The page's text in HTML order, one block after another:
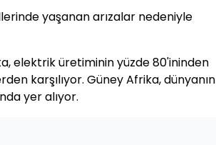
yaşanan arızalar nedeniyle
elektrik üretiminin yüzde 80'ininden
karşılıyor. Güney Afrika, dünyanın
yer alıyor.